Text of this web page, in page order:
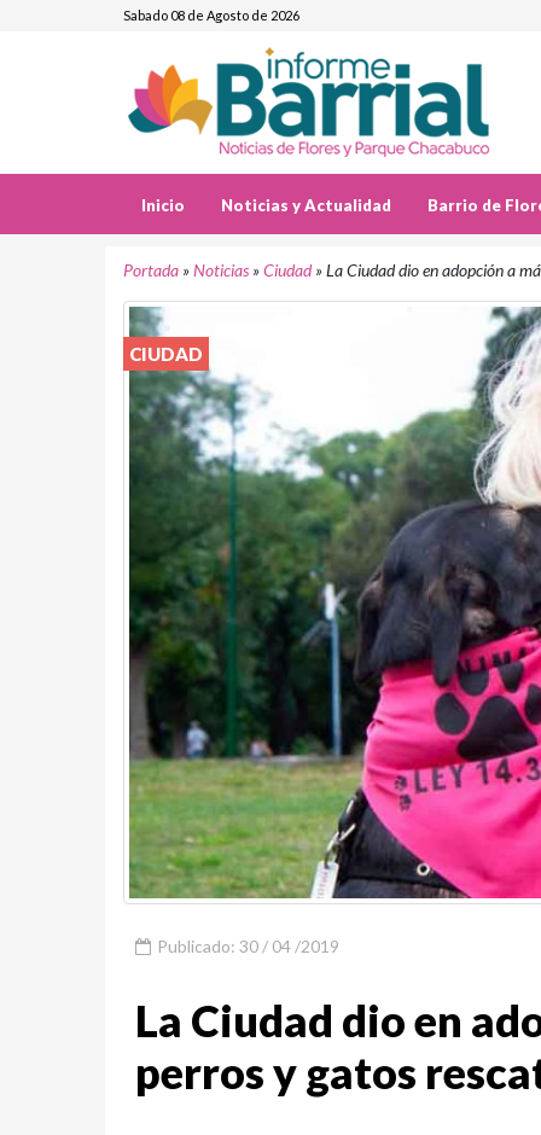
Sabado 08 de Agosto de 2026
Inicio Noticias y Actualidad Barrio de
Portada »Noticias »Ciudad»La Ciudad dio en adopción a
CIUDAD
Publicado: 30 / 04 /2019
La Ciudad dio en
perros y gatos